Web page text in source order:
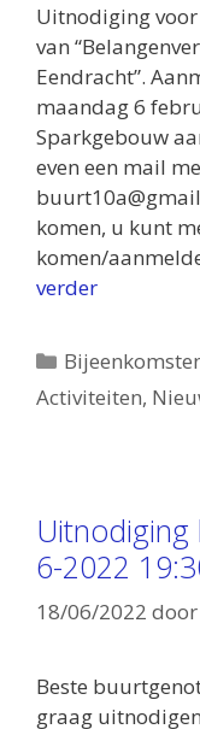
Uitnodiging
van
Eendracht”.
maandag 6
Sparkgebouw
even een mail
komen, u kunt
komen/
verder
Categorieën
Activiteiten,
6-2022
18/06/2022 door
Beste
graag